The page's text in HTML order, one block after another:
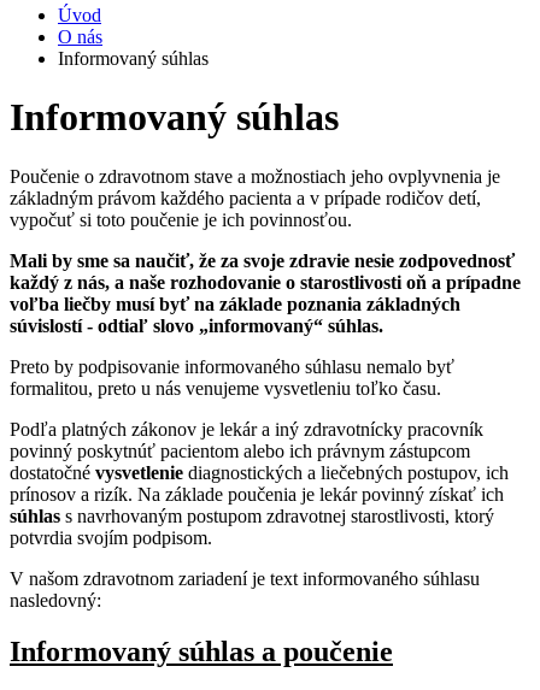
Úvod
O nás
Informovaný súhlas
Informovaný súhlas
Poučenie o zdravotnom stave a možnostiach jeho ovplyvnenia je
základným právom každého pacienta a v prípade rodičov detí,
vypočuť si toto poučenie je ich povinnosťou.
Mali by sme sa naučiť, že za svoje zdravie nesie zodpovednosť
každý z nás, a naše rozhodovanie o starostlivosti oň a prípadne
voľba liečby musí byť na základe poznania základných
súvislostí - odtiaľ slovo „informovaný“ súhlas.
Preto by podpisovanie informovaného súhlasu nemalo byť
formalitou, preto u nás venujeme vysvetleniu toľko času.
Podľa platných zákonov je lekár a iný zdravotnícky pracovník
povinný poskytnúť pacientom alebo ich právnym zástupcom
dostatočné vysvetlenie diagnostických a liečebných postupov, ich
prínosov a rizík. Na základe poučenia je lekár povinný získať ich
súhlas s navrhovaným postupom zdravotnej starostlivosti, ktorý
potvrdia svojím podpisom.
V našom zdravotnom zariadení je text informovaného súhlasu
nasledovný:
Informovaný súhlas a poučenie